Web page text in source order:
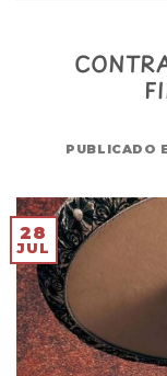
PUBLICADO
28
JUL